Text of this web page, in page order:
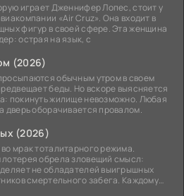
играет Дженнифер Лопес, стоит у
«Air Cruz». Она входит в
фигур в своей сфере. Эта женщина
острая на язык, с
(2026)
обычным утром в своем
беды. Но вскоре выясняется
покинуть жилище невозможно. Любая
дверь оборачивается провалом.
(2026)
мрак тоталитарного режима.
обрела зловещий смысл:
не обладателей выигрышных
смертельного забега. Каждому